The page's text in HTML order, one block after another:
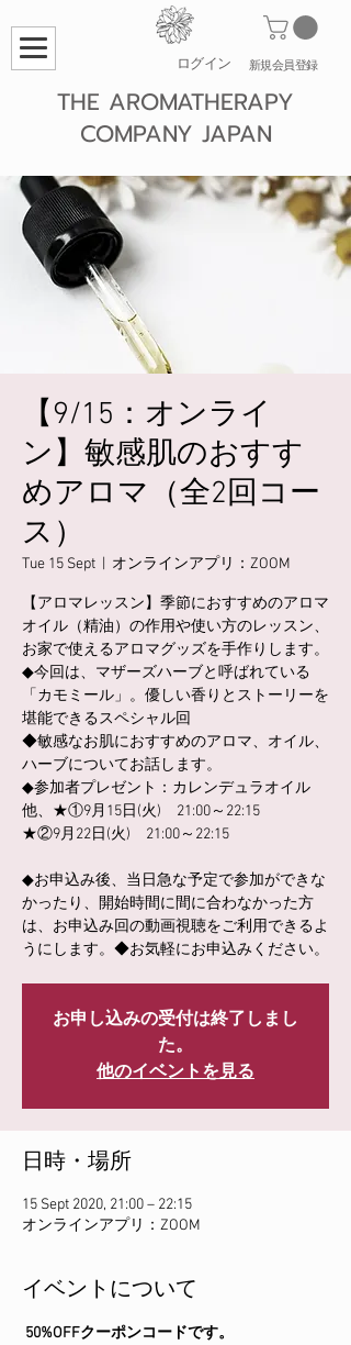
​新規会員登録
ログイン
THE AROMATHERAPY
COMPANY JAPAN
【9/15：オンライ
ン】敏感肌のおすす
めアロマ（全2回コー
ス）
Tue 15 Sept
  |
オンラインアプリ：ZOOM
【アロマレッスン】季節におすすめのアロマ
オイル（精油）の作用や使い方のレッスン、
お家で使えるアロマグッズを手作りします。
◆今回は、マザーズハーブと呼ばれている
「カモミール」。優しい香りとストーリーを
堪能できるスペシャル回
◆敏感なお肌におすすめのアロマ、オイル、
ハーブについてお話します。
◆参加者プレゼント：カレンデュラオイル
他、★①9月15日(火) 21:00～22:15
★②9月22日(火) 21:00～22:15
◆お申込み後、当日急な予定で参加ができな
かったり、開始時間に間に合わなかった方
は、お申込み回の動画視聴をご利用できるよ
うにします。◆お気軽にお申込みください。
お申し込みの受付は終了しまし
た。
他のイベントを見る
日時・場所
15 Sept 2020, 21:00 – 22:15
オンラインアプリ：ZOOM
イベントについて
50%OFFクーポンコードです。